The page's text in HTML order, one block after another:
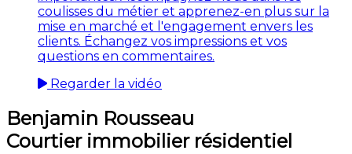
coulisses du métier et apprenez-en plus sur la
mise en marché et l'engagement envers les
clients. Échangez vos impressions et vos
questions en commentaires.
Regarder la vidéo
Benjamin Rousseau
Courtier immobilier résidentiel